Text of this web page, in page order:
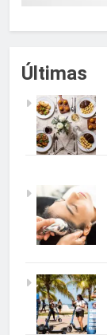
Últimas